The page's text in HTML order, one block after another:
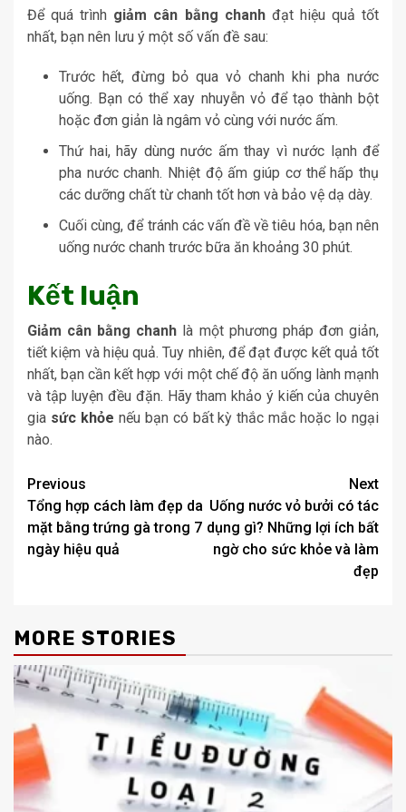
Để quá trình giảm cân bằng chanhđạt hiệu quả tốt
nhất, bạn nên lưu ý một số vấn đề sau:
Trước hết, đừng bỏ qua vỏ chanh khi pha nước
uống. Bạn có thể xay nhuyễn vỏ để tạo thành bột
hoặc đơn giản là ngâm vỏ cùng với nước ấm.
Thứ hai, hãy dùng nước ấm thay vì nước lạnh để
pha nước chanh. Nhiệt độ ấm giúp cơ thể hấp thụ
các dưỡng chất từ chanh tốt hơn và bảo vệ dạ dày.
Cuối cùng, để tránh các vấn đề về tiêu hóa, bạn nên
uống nước chanh trước bữa ăn khoảng 30 phút.
Kết luận
Giảm cân bằng chanh là một phương pháp đơn giản,
tiết kiệm và hiệu quả. Tuy nhiên, để đạt được kết quả tốt
nhất, bạn cần kết hợp với một chế độ ăn uống lành mạnh
và tập luyện đều đặn. Hãy tham khảo ý kiến của chuyên
gia sức khỏe nếu bạn có bất kỳ thắc mắc hoặc lo ngại
nào.
Post
navigation
Previous
Tổng hợp cách làm đẹp da
mặt bằng trứng gà trong 7
ngày hiệu quả
Next
Uống nước vỏ bưởi có tác
dụng gì? Những lợi ích bất
ngờ cho sức khỏe và làm
đẹp
MORE STORIES